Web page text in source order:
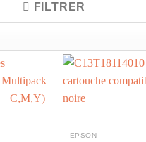
FILTRER
EPSON